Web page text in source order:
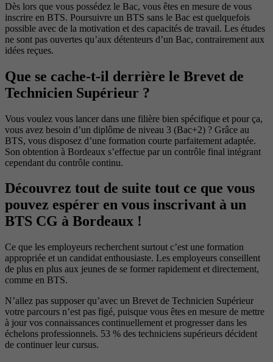
Dès lors que vous possédez le Bac, vous êtes en mesure de vous
inscrire en BTS. Poursuivre un BTS sans le Bac est quelquefois
possible avec de la motivation et des capacités de travail. Les études
ne sont pas ouvertes qu’aux détenteurs d’un Bac, contrairement aux
idées reçues.
Que se cache-t-il derrière le Brevet de
Technicien Supérieur ?
Vous voulez vous lancer dans une filière bien spécifique et pour ça,
vous avez besoin d’un diplôme de niveau 3 (Bac+2) ? Grâce au
BTS, vous disposez d’une formation courte parfaitement adaptée.
Son obtention à Bordeaux s’effectue par un contrôle final intégrant
cependant du contrôle continu.
Découvrez tout de suite tout ce que vous
pouvez espérer en vous inscrivant à un
BTS CG à Bordeaux !
Ce que les employeurs recherchent surtout c’est une formation
appropriée et un candidat enthousiaste. Les employeurs conseillent
de plus en plus aux jeunes de se former rapidement et directement,
comme en BTS.
N’allez pas supposer qu’avec un Brevet de Technicien Supérieur
votre parcours n’est pas figé, puisque vous êtes en mesure de mettre
à jour vos connaissances continuellement et progresser dans les
échelons professionnels. 53 % des techniciens supérieurs décident
de continuer leur cursus.